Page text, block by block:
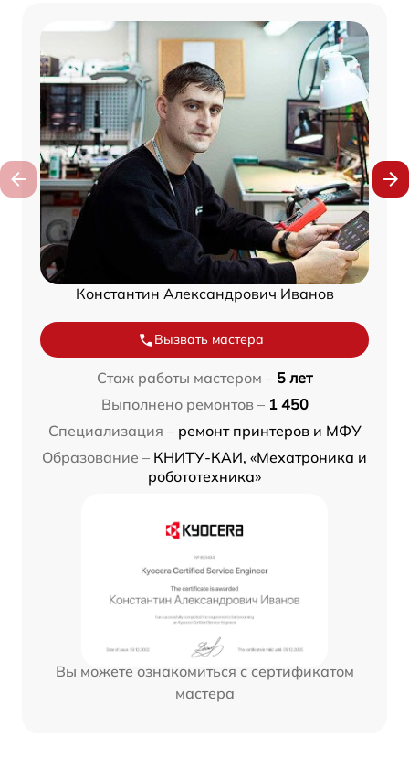
Константин Александрович Иванов
Вызвать мастера
Стаж работы мастером – 5 лет
Выполнено ремонтов – 1 450
Специализация – ремонт принтеров и МФУ
Образование – КНИТУ-КАИ, «Мехатроника и
робототехника»
Вы можете ознакомиться с сертификатом
мастера